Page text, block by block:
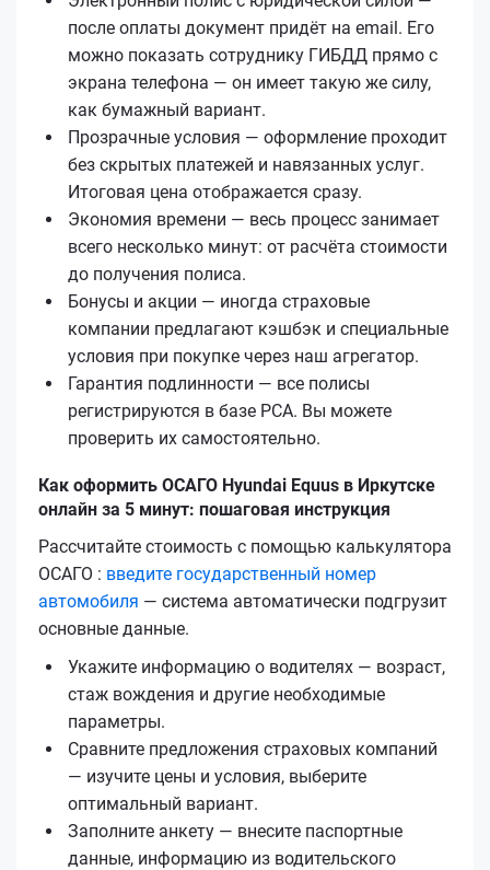
после оплаты документ придёт на email. Его
можно показать сотруднику ГИБДД прямо с
экрана телефона — он имеет такую же силу,
как бумажный вариант.
Прозрачные условия — оформление проходит
без скрытых платежей и навязанных услуг.
Итоговая цена отображается сразу.
Экономия времени — весь процесс занимает
всего несколько минут: от расчёта стоимости
до получения полиса.
Бонусы и акции — иногда страховые
компании предлагают кэшбэк и специальные
условия при покупке через наш агрегатор.
Гарантия подлинности — все полисы
регистрируются в базе РСА. Вы можете
проверить их самостоятельно.
Как оформить ОСАГО Hyundai Equus в Иркутске
онлайн за 5 минут: пошаговая инструкция
Рассчитайте стоимость с помощью калькулятора
ОСАГО : введите государственный номер
автомобиля — система автоматически подгрузит
основные данные.
Укажите информацию о водителях — возраст,
стаж вождения и другие необходимые
параметры.
Сравните предложения страховых компаний
— изучите цены и условия, выберите
оптимальный вариант.
Заполните анкету — внесите паспортные
данные, информацию из водительского